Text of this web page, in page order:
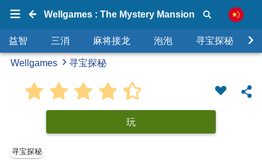
Wellgames : The Mystery Mansion
益智 三消 麻将接龙 泡泡 寻宝探秘
Wellgames 寻宝探秘
玩
寻宝探秘